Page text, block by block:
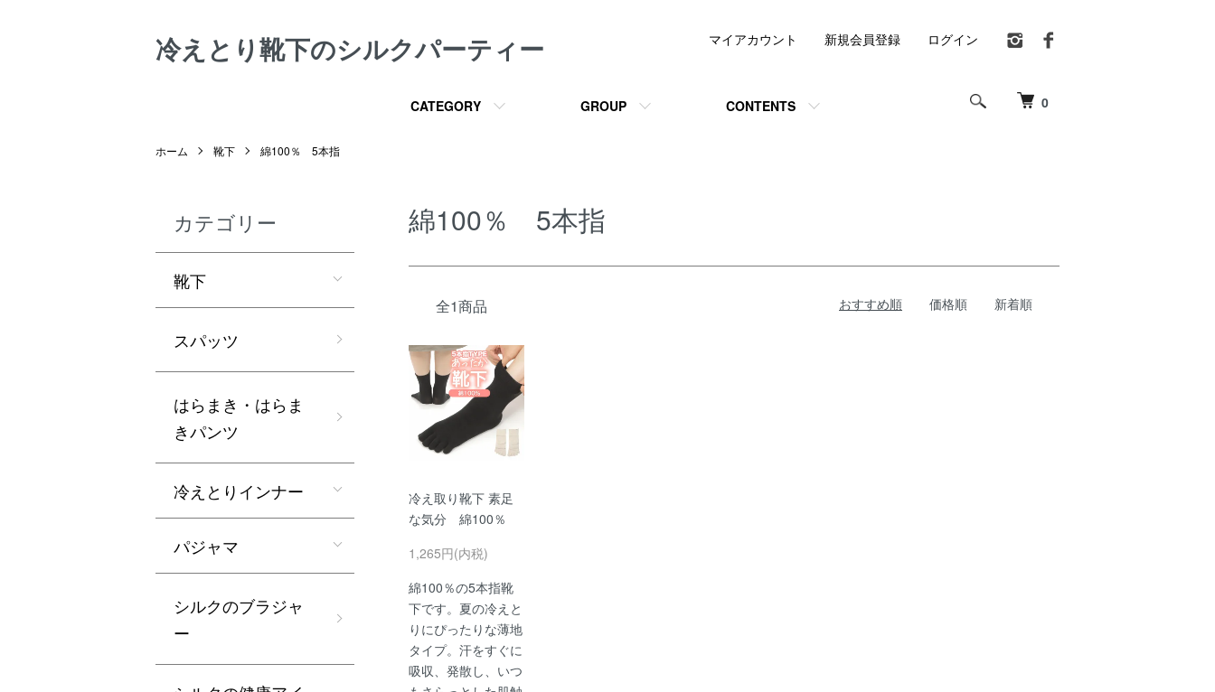
冷えとり靴下のシルクパーティー
0
CATEGORY GROUP CONTENTS
マイアカウント 新規会員登録 ログイン
ホーム 靴下 綿100％ 5本指
綿100％ 5本指
全1商品 おすすめ順 価格順 新着順
冷え取り靴下 素足
な気分 綿100％
1,265円(内税)
綿100％の5本指靴
下です。夏の冷えと
りにぴったりな薄地
タイプ。汗をすぐに
吸収、発散し、いつ
カテゴリー
靴下
スパッツ
はらまき・はらま
きパンツ
冷えとりインナー
パジャマ
シルクのブラジャ
ー